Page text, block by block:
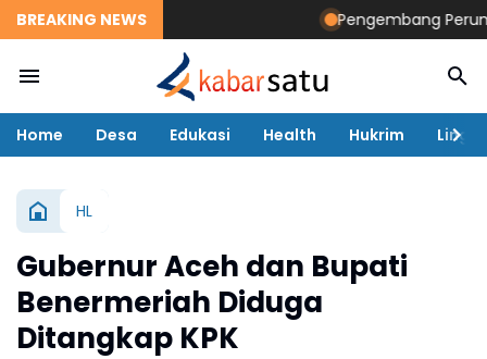
BREAKING NEWS Pengembang
Home Desa Edukasi Health Hukrim
HL
Gubernur Aceh dan Bupati
Benermeriah Diduga
Ditangkap KPK